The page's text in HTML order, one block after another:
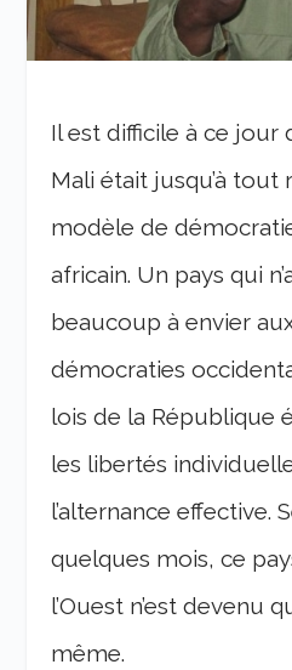
Il est difficile à ce jour
Mali était jusqu’à
modèle de
africain. Un pays qui
beaucoup à envier
démocraties
lois de la République
les libertés
l’alternance effective.
quelques mois, ce
l’Ouest n’est devenu
même.